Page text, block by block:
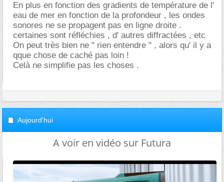
En plus en fonction des gradients de température de l'
eau de mer en fonction de la profondeur , les ondes
sonores ne se propagent pas en ligne droite .
certaines sont réfléchies , d' autres diffractées , etc
On peut très bien ne " rien entendre " , alors qu' il y a
qque chose de caché pas loin !
Celà ne simplifie pas les choses .
Aujourd'hui
A voir en vidéo sur Futura